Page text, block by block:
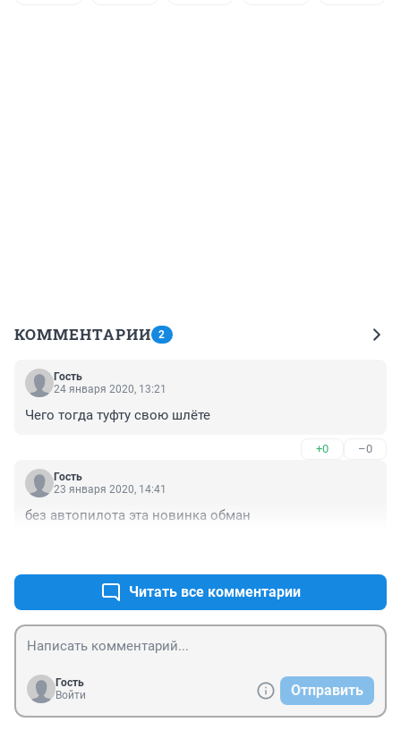
КОММЕНТАРИИ 2
Гость
24 января 2020, 13:21
Чего тогда туфту свою шлёте
+0 –0
Гость
23 января 2020, 14:41
без автопилота эта новинка обман
Читать все комментарии
Гость
Войти
Отправить